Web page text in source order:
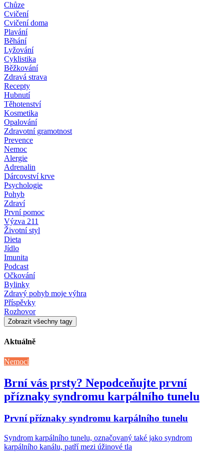
Chůze
Cvičení
Cvičení doma
Plavání
Běhání
Lyžování
Cyklistika
Běžkování
Zdravá strava
Recepty
Hubnutí
Těhotenství
Kosmetika
Opalování
Zdravotní gramotnost
Prevence
Nemoc
Alergie
Adrenalin
Dárcovství krve
Psychologie
Pohyb
Zdraví
První pomoc
Výzva 211
Životní styl
Dieta
Jídlo
Imunita
Podcast
Očkování
Bylinky
Zdravý pohyb moje výhra
Příspěvky
Rozhovor
Zobrazit všechny tagy
Aktuálně
Nemoci
Brní vás prsty? Nepodceňujte první
příznaky syndromu karpálního tunelu
První příznaky syndromu karpálního tunelu
Syndrom karpálního tunelu, označovaný také jako syndrom
karpálního kanálu, patří mezi úžinové tla